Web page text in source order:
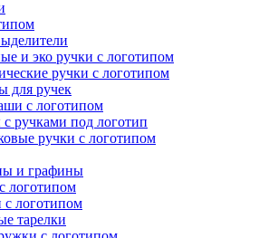
и эко ручки с логотипом
ручки с логотипом
для ручек
с логотипом
ручками под логотип
ручки с логотипом
и графины
логотипом
логотипом
тарелки